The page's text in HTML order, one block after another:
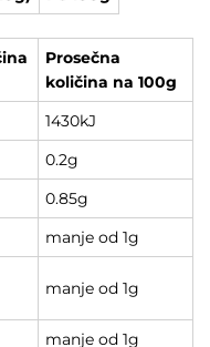
Prosečna
količina na 100g
1430kJ
0.2g
0.85g
manje od 1g
manje od 1g
manje od 1g